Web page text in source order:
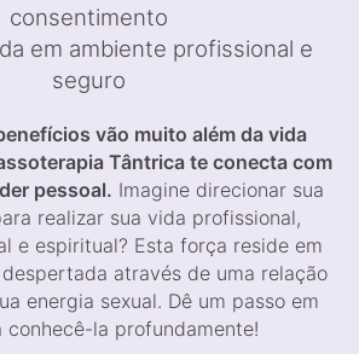
consentimento
em ambiente profissional e
seguro
vão muito além da vida
Tântrica te conecta com
pessoal. Imagine direcionar sua
realizar sua vida profissional,
e espiritual? Esta força reside em
através de uma relação
energia sexual. Dê um passo em
conhecê-la profundamente!